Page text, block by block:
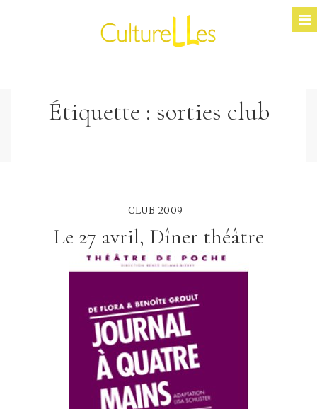
Étiquette : sorties club
CLUB 2009
Le 27 avril, Dîner théâtre